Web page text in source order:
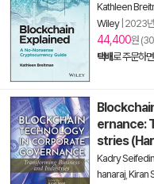
Kathleen
Wiley| 2023
44,400원
택배로 주문하면
ernance:
stries
Kadry
hanaraj Kiran